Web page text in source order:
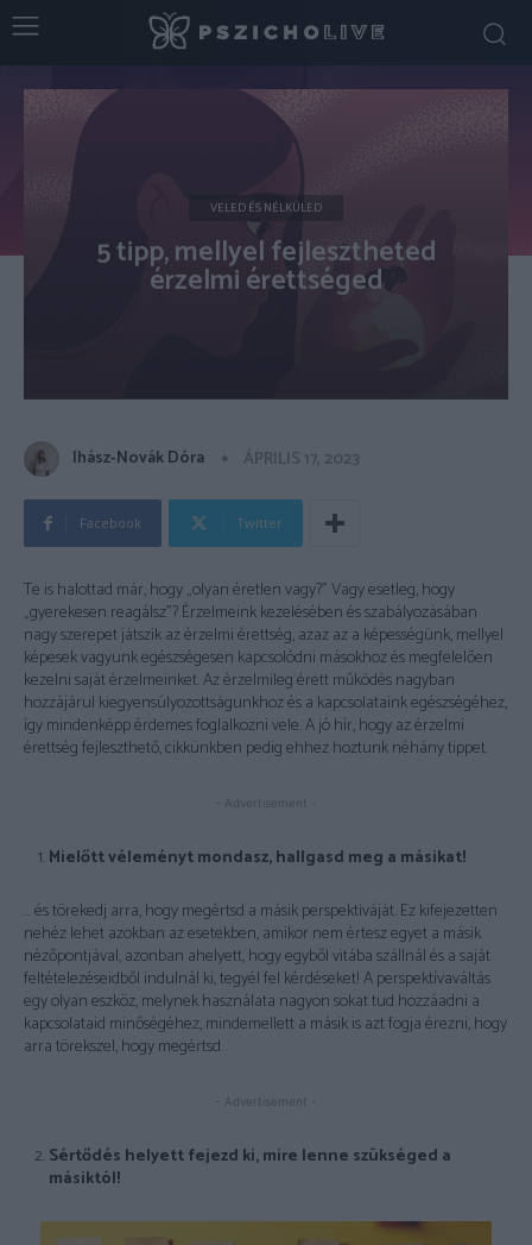
VELED ÉS NÉLKÜLED
5 tipp, mellyel fejlesztheted
érzelmi érettséged
Ihász-Novák Dóra ÁPRILIS 17, 2023
Facebook Twitter
Te is halottad már, hogy „olyan éretlen vagy?” Vagy esetleg, hogy
„gyerekesen reagálsz”? Érzelmeink kezelésében és szabályozásában
nagy szerepet játszik az érzelmi érettség, azaz az a képességünk, mellyel
képesek vagyunk egészségesen kapcsolódni másokhoz és megfelelően
kezelni saját érzelmeinket. Az érzelmileg érett működés nagyban
hozzájárul kiegyensúlyozottságunkhoz és a kapcsolataink egészségéhez,
így mindenképp érdemes foglalkozni vele. A jó hír, hogy az érzelmi
érettség fejleszthető, cikkünkben pedig ehhez hoztunk néhány tippet.
- Advertisement -
Mielőtt véleményt mondasz, hallgasd meg a másikat!
… és törekedj arra, hogy megértsd a másik perspektíváját. Ez kifejezetten
nehéz lehet azokban az esetekben, amikor nem értesz egyet a másik
nézőpontjával, azonban ahelyett, hogy egyből vitába szállnál és a saját
feltételezéseidből indulnál ki, tegyél fel kérdéseket! A perspektívaváltás
egy olyan eszköz, melynek használata nagyon sokat tud hozzáadni a
kapcsolataid minőségéhez, mindemellett a másik is azt fogja érezni, hogy
arra törekszel, hogy megértsd.
- Advertisement -
Sértődés helyett fejezd ki, mire lenne szükséged a
másiktól!